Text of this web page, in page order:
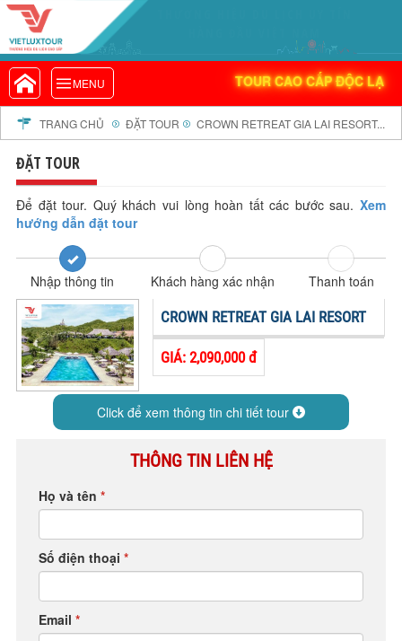
MENU TOUR CAO CẤP ĐỘC LẠ
VIETLUXTOUR.COM
TOUR CAO CẤP ĐỘC LẠ
TOUR TRONG NƯỚC
TOUR NƯỚC NGOÀI
TOUR KHỞI HÀNH TỪ HÀ NỘI
TOUR KHỞI HÀNH TỪ ĐÀ NẴNG
TOUR KHỞI HÀNH TỪ CẦN THƠ
TOUR ĐOÀN - M.I.C.E
TOUR COMBO
DỊCH VỤ
GIỚI THIỆU
HỒ SƠ NĂNG LỰC
PROFILE EN
THƯ KHEN VIETLUXTOUR
HỘP THƯ GÓP Ý
LIÊN HỆ
TRANG CHỦ ĐẶT TOUR CROWN RETREAT GIA LAI RESORT...
ĐẶT TOUR
Để đặt tour. Quý khách vui lòng hoàn tất các bước sau.Xem
hướng dẫn đặt tour
Nhập thông tin Khách hàng xác nhận
Thanh toán
CROWN RETREAT GIA LAI RESORT
GIÁ: 2,090,000 đ
Click để xem thông tin chi tiết tour
THÔNG TIN LIÊN HỆ
Họ và tên *
Số điện thoại *
Email *